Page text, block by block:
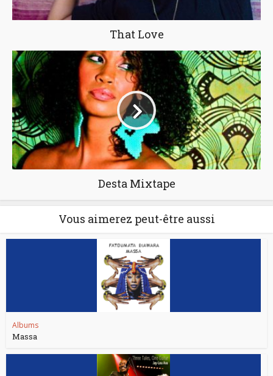
That Love
Desta Mixtape
Vous aimerez peut-être aussi
Albums
Massa